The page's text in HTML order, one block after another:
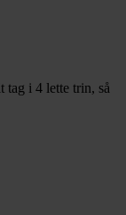
i 4 lette trin, så